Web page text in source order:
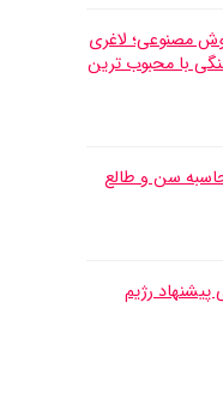
مصنوعی؛ لاغری
با محبوب ترین
سن و طالع
رژیم